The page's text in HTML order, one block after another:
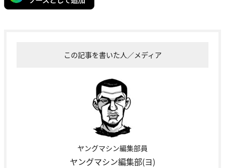
この記事を書いた人／メディア
ヤングマシン編集部員
ヤングマシン編集部(ヨ)